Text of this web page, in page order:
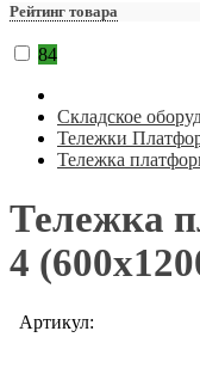
Рейтинг товара
84
Складское
Тележки
Тележка
Тележка
4
Артикул: